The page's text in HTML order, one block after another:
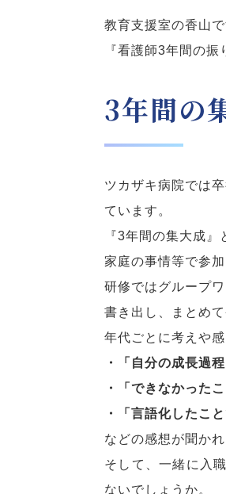
教育支援室の香山で
『看護師3年間の
3年間の
ツカザキ病院では
ています。
『3年間の集大成』
家庭の事情等で参
研修ではグループ
書き出し、まとめて
年代ごとに考えや
・「自分の成長過
・「できなかった
・「言語化したこ
などの感想が聞かれ
そして、一緒に入
ないでしょうか。